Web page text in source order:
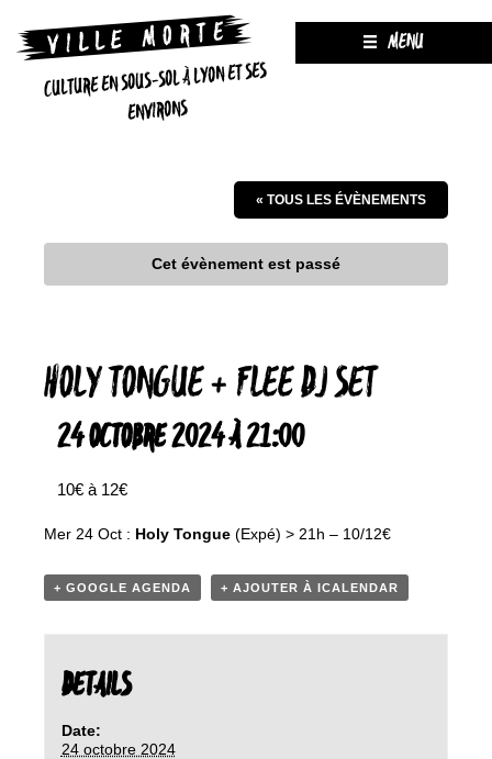
CULTURE EN SOUS-SOL À LYON ET SES
ENVIRONS
MENU
« TOUS LES ÉVÈNEMENTS
Cet évènement est passé
HOLY TONGUE + FLEE DJ SET
24 OCTOBRE 2024 À 21:00
10€ à 12€
Mer 24 Oct : Holy Tongue (Expé) > 21h – 10/12€
+ GOOGLE AGENDA + AJOUTER À ICALENDAR
DETAILS
Date:
24 octobre 2024